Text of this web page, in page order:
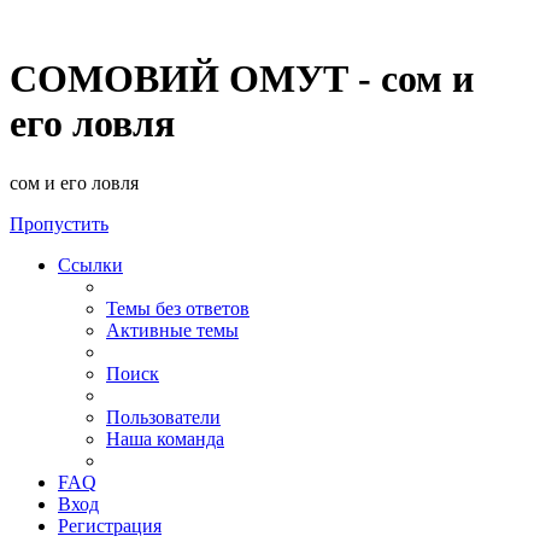
СОМОВИЙ ОМУТ - сом и
его ловля
сом и его ловля
Пропустить
Ссылки
Темы без ответов
Активные темы
Поиск
Пользователи
Наша команда
FAQ
Вход
Регистрация